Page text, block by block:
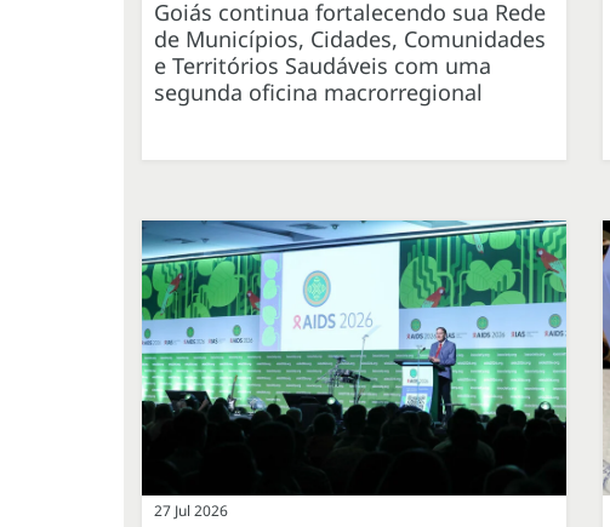
Goiás continua fortalecendo sua Rede
de Municípios, Cidades, Comunidades
e Territórios Saudáveis com uma
segunda oficina macrorregional
27 Jul 2026